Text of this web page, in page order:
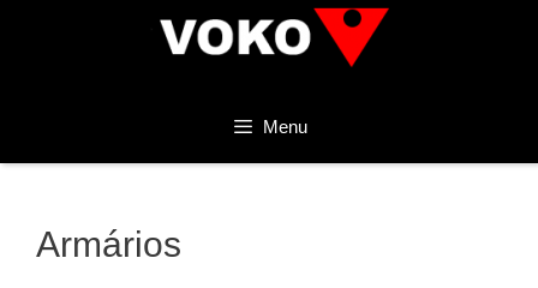
Menu
Armários